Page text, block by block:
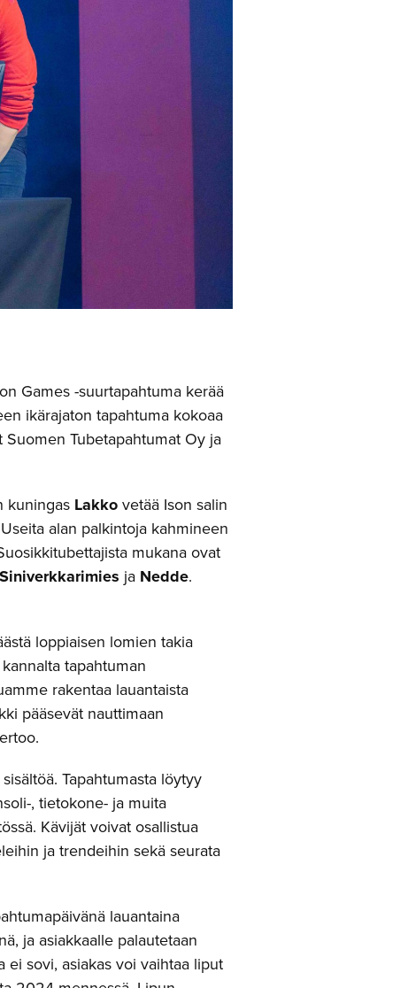
Games -suurtapahtuma kerää
ikärajaton tapahtuma kokoaa
Tubetapahtumat Oy ja
kuningas Lakkovetää Ison salin
alan palkintoja kahmineen
mukana ovat
Siniverkkarimies ja Nedde.
loppiaisen lomien takia
tapahtuman
rakentaa lauantaista
pääsevät nauttimaan
Tapahtumasta löytyy
, tietokone- ja muita
Kävijät voivat osallistua
ja trendeihin sekä seurata
lauantaina
ja asiakkaalle palautetaan
sovi, asiakas voi vaihtaa liput